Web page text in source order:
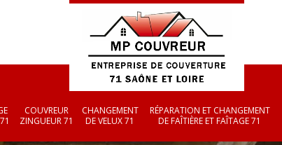
COUVREUR
ZINGUEUR 71
CHANGEMENT
DE VELUX 71
RÉPARATION ET CHANGEMENT
DE FAÎTIÈRE ET FAÎTAGE 71